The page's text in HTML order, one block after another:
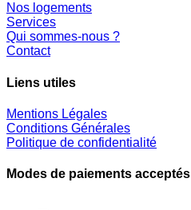
Nos logements
Services
Qui sommes-nous ?
Contact
Liens utiles
Mentions Légales
Conditions Générales
Politique de confidentialité
Modes de paiements acceptés